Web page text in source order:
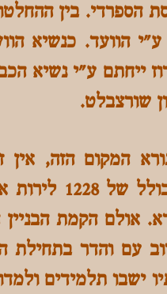
הספרדי. בין
הוועד. כנשיא
ייחתם ע"י נשיא
שורצבלט.
המקום הזה,
אולם הקמת
ישבו תלמידים